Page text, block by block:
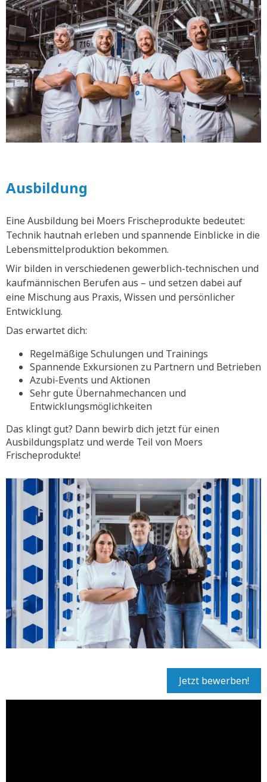
Ausbildung
Eine Ausbildung bei Moers Frischeprodukte bedeutet:
Technik hautnah erleben und spannende Einblicke in die
Lebensmittelproduktion bekommen.
Wir bilden in verschiedenen gewerblich-technischen und
kaufmännischen Berufen aus – und setzen dabei auf
eine Mischung aus Praxis, Wissen und persönlicher
Entwicklung.
Das erwartet dich:
Regelmäßige Schulungen und Trainings
Spannende Exkursionen zu Partnern und Betrieben
Azubi-Events und Aktionen
Sehr gute Übernahmechancen und
Entwicklungsmöglichkeiten
Das klingt gut? Dann bewirb dich jetzt für einen
Ausbildungsplatz und werde Teil von Moers
Frischeprodukte!
Jetzt bewerben!